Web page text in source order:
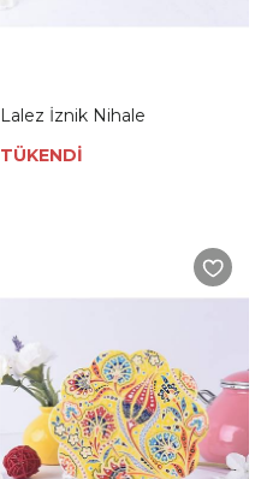
Lalez İznik Nihale
TÜKENDİ